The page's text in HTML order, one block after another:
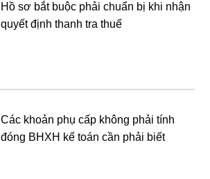
Hồ sơ bắt buộc phải chuẩn bị khi nhận
quyết định thanh tra thuế
Các khoản phụ cấp không phải tính
đóng BHXH kế toán cần phải biết